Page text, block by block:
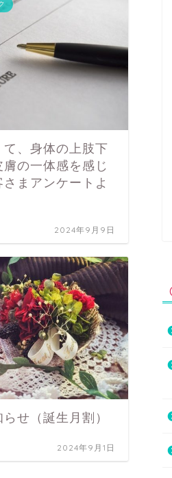
て、身体の上肢下
の一体感を感じ
まアンケートよ
2024年9月9日
せ（誕生月割）
2024年9月1日